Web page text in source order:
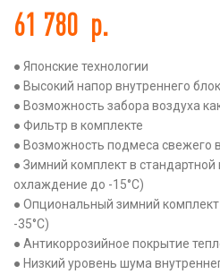
61 780 р.
● Японские технологии
● Высокий напор внутреннего
● Возможность забора воздуха
● Фильтр в комплекте
● Возможность подмеса свежего
● Зимний комплект в
охлаждение до -15°С)
● Опциональный зимний
-35°С)
● Антикоррозийное покрытие
● Низкий уровень шума